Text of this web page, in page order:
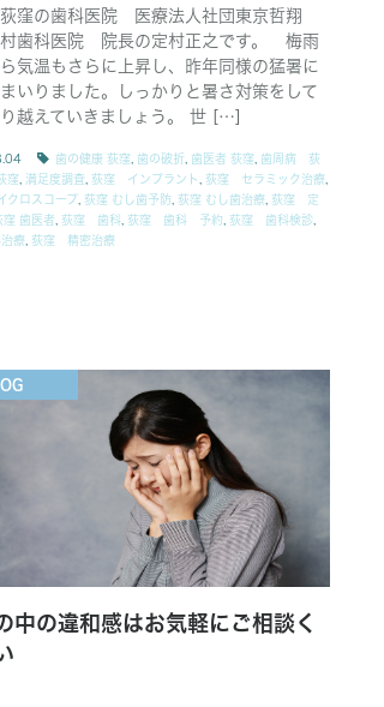
窪の歯科医院 医療法人社団東京哲翔
歯科医院 院長の定村正之です。 梅雨
気温もさらに上昇し、昨年同様の猛暑に
いりました。しっかりと暑さ対策をして
越えていきましょう。 世 […]
歯の健康 荻窪 歯の破折 歯医者 荻窪
歯周病 荻
窪 満足度調査 荻窪 インプラント 荻窪 セラミック治療
クロスコープ 荻窪 むし歯予防 荻窪 むし歯治療 荻窪 定
窪 歯医者 荻窪 歯科 荻窪 歯科 予約 荻窪 歯科検診
療
荻窪 精密治療
中の違和感はお気軽にご相談く